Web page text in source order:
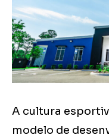
A cultura
modelo de